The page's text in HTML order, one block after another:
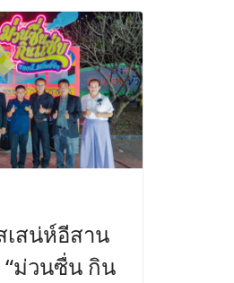
สน่ห์อีสาน
ม่วนซื่น กิน